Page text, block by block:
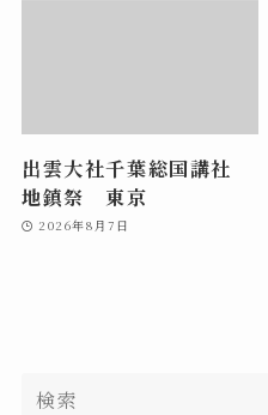
出雲大社千葉総国講社
地鎮祭 東京
2026年8月7日